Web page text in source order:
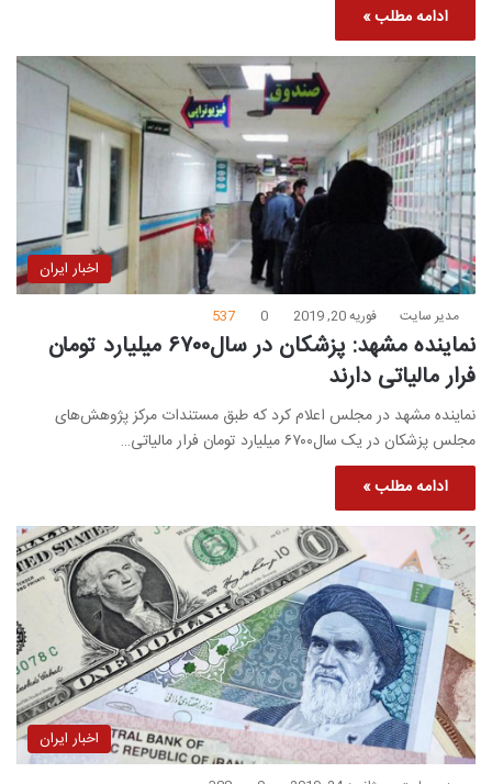
ادامه مطلب »
اخبار ایران
مدیر سایت فوریه 20, 2019 0
537
نماینده مشهد: پزشکان در سال۶۷۰۰ میلیارد تومان
فرار مالیاتی دارند
نماینده مشهد در مجلس اعلام کرد که طبق مستندات مرکز پژوهش‌های
مجلس پزشکان در یک سال۶۷۰۰ میلیارد تومان فرار مالیاتی…
ادامه مطلب »
اخبار ایران